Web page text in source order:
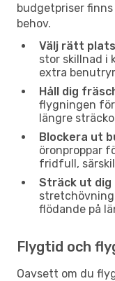
budgetpriser
behov.
Välj rätt
stor skillnad i
extra
Håll dig
flygningen
längre
Blockera ut
öronproppar
fridfull,
Sträck ut
flödande på
Flygtid och
Oavsett om du